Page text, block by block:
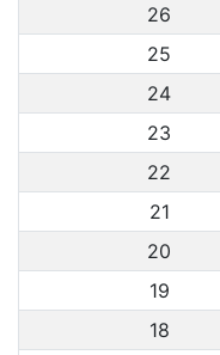
26
25
24
23
22
21
20
19
18